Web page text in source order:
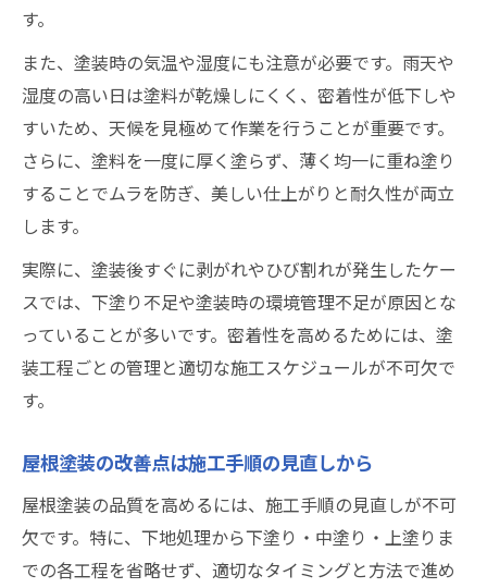
屋根塗装は本当に意味がないのか徹底調査
屋根塗装の必要性とリスク比較から考える
屋根塗装と外壁塗装の効果的な活用法
屋根塗装で後悔しないための正しい判断軸
屋根塗装の意味を再確認するポイント解説
す。
また、塗装時の気温や湿度にも注意が必要です。雨天や
湿度の高い日は塗料が乾燥しにくく、密着性が低下しや
すいため、天候を見極めて作業を行うことが重要です。
さらに、塗料を一度に厚く塗らず、薄く均一に重ね塗り
することでムラを防ぎ、美しい仕上がりと耐久性が両立
します。
実際に、塗装後すぐに剥がれやひび割れが発生したケー
スでは、下塗り不足や塗装時の環境管理不足が原因とな
っていることが多いです。密着性を高めるためには、塗
装工程ごとの管理と適切な施工スケジュールが不可欠で
す。
屋根塗装の改善点は施工手順の見直しから
屋根塗装の品質を高めるには、施工手順の見直しが不可
欠です。特に、下地処理から下塗り・中塗り・上塗りま
での各工程を省略せず、適切なタイミングと方法で進め